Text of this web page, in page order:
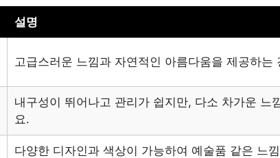
설명
고급스러운 느낌과 자연적인 아름다움을 제공하는
내구성이 뛰어나고 관리가 쉽지만, 다소 차가운 느
요.
다양한 디자인과 색상이 가능하여 예술품 같은 느